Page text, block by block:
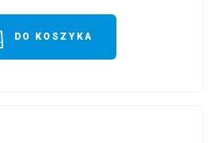
DO KOSZYKA